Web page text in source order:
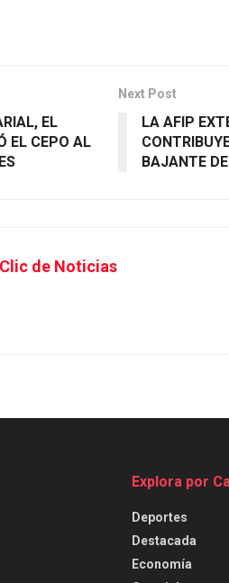
EL
EL CEPO AL
Next Post
LA AFIP
BAJANTE
de Noticias
Explora por
Deportes
Destacada
Economía